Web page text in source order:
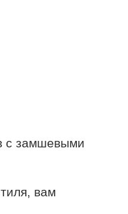
с замшевыми
вам